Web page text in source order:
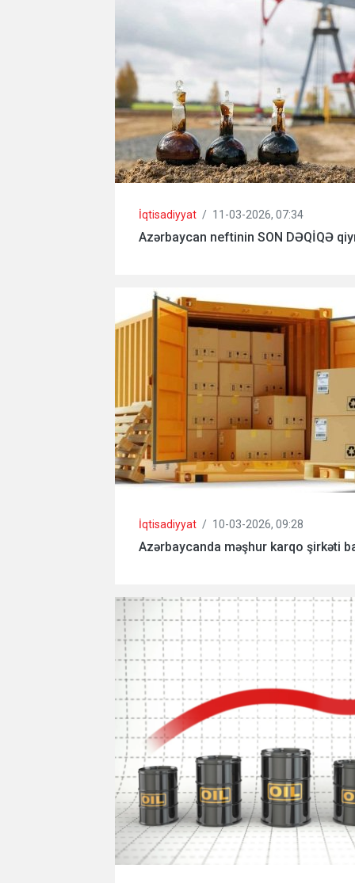
İqtisadiyyat / 11-03-2026, 07:34
Azərbaycan neftinin SON DƏQİQƏ
İqtisadiyyat / 10-03-2026, 09:28
Azərbaycanda məşhur karqo şirkəti